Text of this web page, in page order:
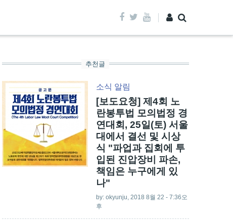
추천글
소식 알림
[보도요청] 제4회 노
란봉투법 모의법정 경
연대회, 25일(토) 서울
대에서 결선 및 시상
식 "파업과 집회에 투
입된 진압장비 파손,
책임은 누구에게 있
나"
by: okyunju, 2018 8월 22 - 7:36오
후